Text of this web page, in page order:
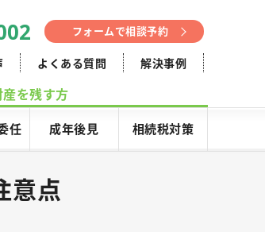
フォームで相談予約
よくある質問 解決事例
産を残す方
任 成年後見 相続税対策
意点